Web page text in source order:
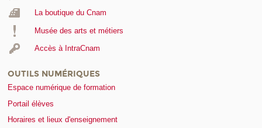
La boutique du Cnam
Musée des arts et métiers
Accès à IntraCnam
OUTILS NUMÉRIQUES
Espace numérique de formation
Portail élèves
Horaires et lieux d'enseignement